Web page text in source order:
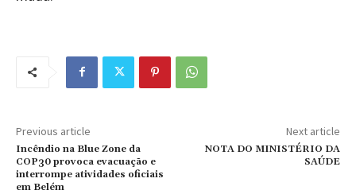
Previous article
Incêndio na Blue Zone da
COP30 provoca evacuação e
interrompe atividades oficiais
em Belém
Next article
NOTA DO MINISTÉRIO DA
SAÚDE